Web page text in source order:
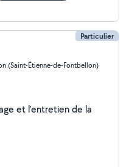
Particulier
(Saint-Étienne-de-Fontbellon)
et l'entretien de la